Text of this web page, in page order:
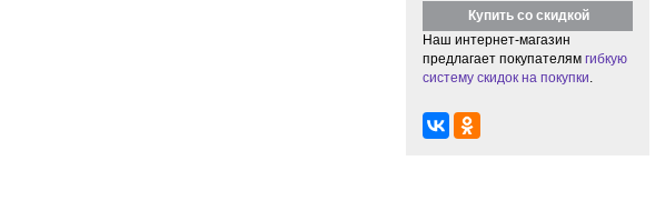
Купить со скидкой
Наш интернет-магазин
предлагает покупателям гибкую
систему скидок на покупки